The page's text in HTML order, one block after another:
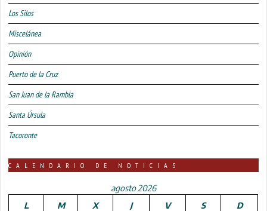
Los Silos
Miscelánea
Opinión
Puerto de la Cruz
San Juan de la Rambla
Santa Úrsula
Tacoronte
CALENDARIO DE NOTICIAS
agosto 2026
L
M X J V S D